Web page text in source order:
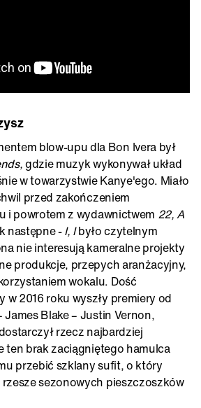
blow-upu dla Bon Ivera był
gdzie muzyk wykonywał układ
w towarzystwie Kanye'ego. Miało
przed zakończeniem
i powrotem z wydawnictwem 22, A
następne -I, Ibyło czytelnym
nie interesują kameralne projekty
produkcje, przepych aranżacyjny,
wokalu. Dość
w 2016 roku wyszły premiery od
Blake – Justin Vernon,
rzecz najbardziej
ten brak zaciągniętego hamulca
przebić szklany sufit, o który
rzesze sezonowych pieszczoszków